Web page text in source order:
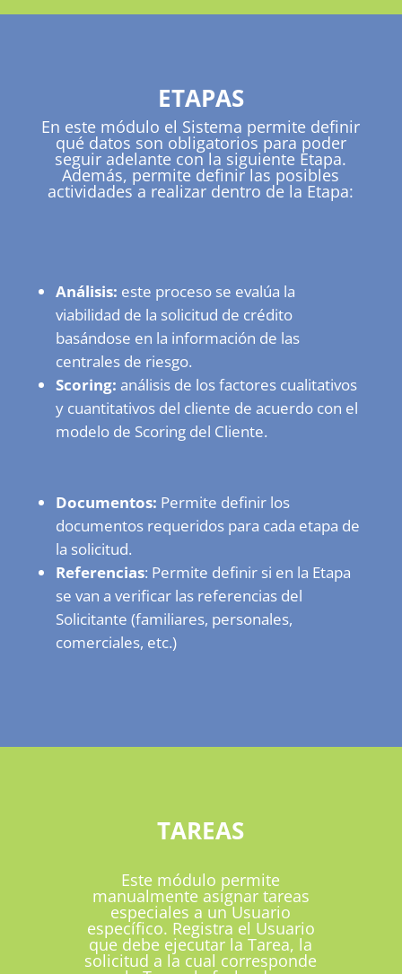
ETAPAS
En este módulo el Sistema permite definir
qué datos son obligatorios para poder
seguir adelante con la siguiente Etapa.
Además, permite definir las posibles
actividades a realizar dentro de la Etapa:
Análisis: este proceso se evalúa la
viabilidad de la solicitud de crédito
basándose en la información de las
centrales de riesgo.
Scoring: análisis de los factores cualitativos
y cuantitativos del cliente de acuerdo con el
modelo de Scoring del Cliente.
Documentos: Permite definir los
documentos requeridos para cada etapa de
la solicitud.
Referencias: Permite definir si en la Etapa
se van a verificar las referencias del
Solicitante (familiares, personales,
comerciales, etc.)
TAREAS
Este módulo permite
manualmente asignar tareas
especiales a un Usuario
específico. Registra el Usuario
que debe ejecutar la Tarea, la
solicitud a la cual corresponde